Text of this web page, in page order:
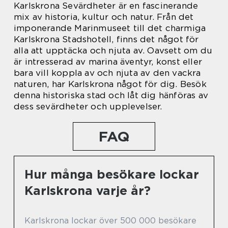
Karlskrona Sevärdheter är en fascinerande
mix av historia, kultur och natur. Från det
imponerande Marinmuseet till det charmiga
Karlskrona Stadshotell, finns det något för
alla att upptäcka och njuta av. Oavsett om du
är intresserad av marina äventyr, konst eller
bara vill koppla av och njuta av den vackra
naturen, har Karlskrona något för dig. Besök
denna historiska stad och låt dig hänföras av
dess sevärdheter och upplevelser.
FAQ
Hur många besökare lockar
Karlskrona varje år?
Karlskrona lockar över 500 000 besökare